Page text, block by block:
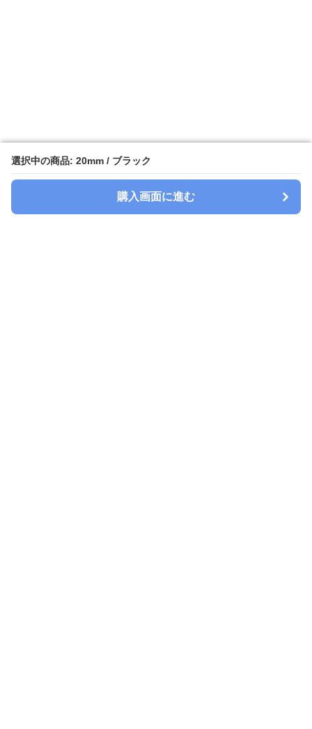
選択中の商品: 20mm / ブラック
購入画面に進む
選択中の商品: 20mm / ブラック
購入画面に進む